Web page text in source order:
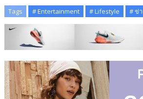
Tags # Entertainment # Lifestyle # ข่